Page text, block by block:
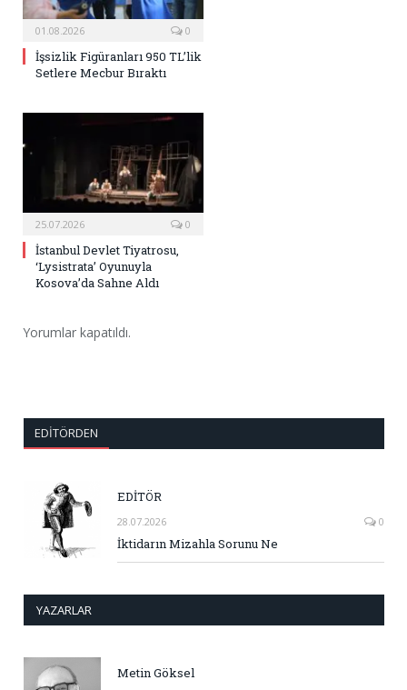
01.08.2026 0
İşsizlik Figüranları 950 TL’lik
Setlere Mecbur Bıraktı
25.07.2026 0
İstanbul Devlet Tiyatrosu,
‘Lysistrata’ Oyunuyla
Kosova’da Sahne Aldı
Yorumlar kapatıldı.
EDITÖRDEN
EDİTÖR
28.07.2026 0
İktidarın Mizahla Sorunu Ne
YAZARLAR
Metin Göksel